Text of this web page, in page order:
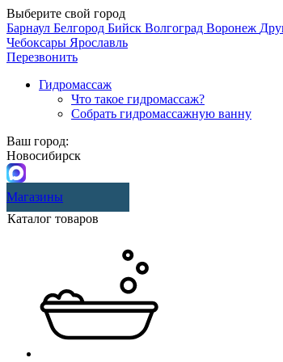
Выберите свой город
Барнаул Белгород Бийск Волгоград Воронеж
Чебоксары Ярославль
Перезвонить
Гидромассаж
Что такое гидромассаж?
Собрать гидромассажную ванну
Ваш город:
Новосибирск
Магазины
Каталог товаров